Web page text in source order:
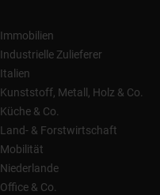
Immobilien
Industrielle Zulieferer
Italien
Kunststoff, Metall, Holz & Co.
Küche & Co.
Land- & Forstwirtschaft
Mobilität
Niederlande
Office & Co.